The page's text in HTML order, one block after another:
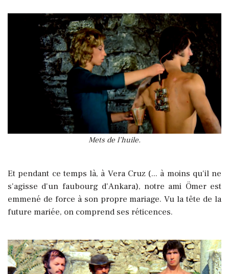
Mets de l’huile.
Et pendant ce temps là, à Vera Cruz (... à moins qu'il ne
s'agisse d'un faubourg d'Ankara), notre ami Ömer est
emmené de force à son propre mariage. Vu la tête de la
future mariée, on comprend ses réticences.